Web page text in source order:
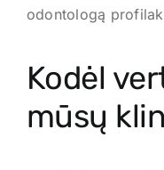
odontologą
Kodėl
mūsų